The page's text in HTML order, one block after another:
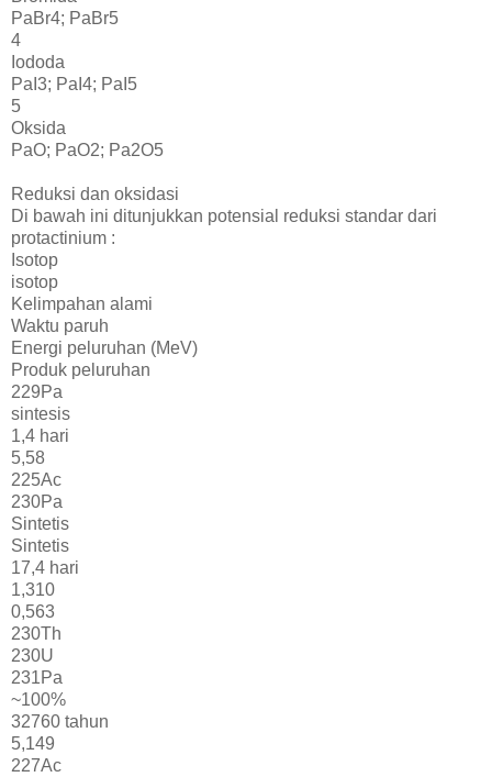
PaBr4; PaBr5
4
Iododa
PaI3; PaI4; PaI5
5
Oksida
PaO; PaO2; Pa2O5
Reduksi dan oksidasi
Di bawah ini ditunjukkan potensial reduksi standar dari
protactinium :
Isotop
isotop
Kelimpahan alami
Waktu paruh
Energi peluruhan (MeV)
Produk peluruhan
229Pa
sintesis
1,4 hari
5,58
225Ac
230Pa
Sintetis
Sintetis
17,4 hari
1,310
0,563
230Th
230U
231Pa
~100%
32760 tahun
5,149
227Ac